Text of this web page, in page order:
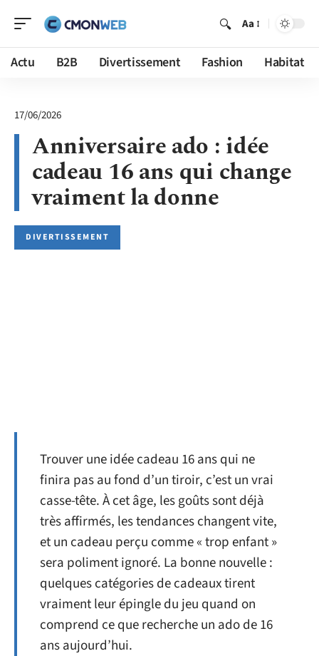
Aa
Actu B2B Divertissement Fashion Habitat
17/06/2026
Anniversaire ado : idée
cadeau 16 ans qui change
vraiment la donne
DIVERTISSEMENT
Trouver une idée cadeau 16 ans qui ne
finira pas au fond d’un tiroir, c’est un vrai
casse-tête. À cet âge, les goûts sont déjà
très affirmés, les tendances changent vite,
et un cadeau perçu comme « trop enfant »
sera poliment ignoré. La bonne nouvelle :
quelques catégories de cadeaux tirent
vraiment leur épingle du jeu quand on
comprend ce que recherche un ado de 16
ans aujourd’hui.